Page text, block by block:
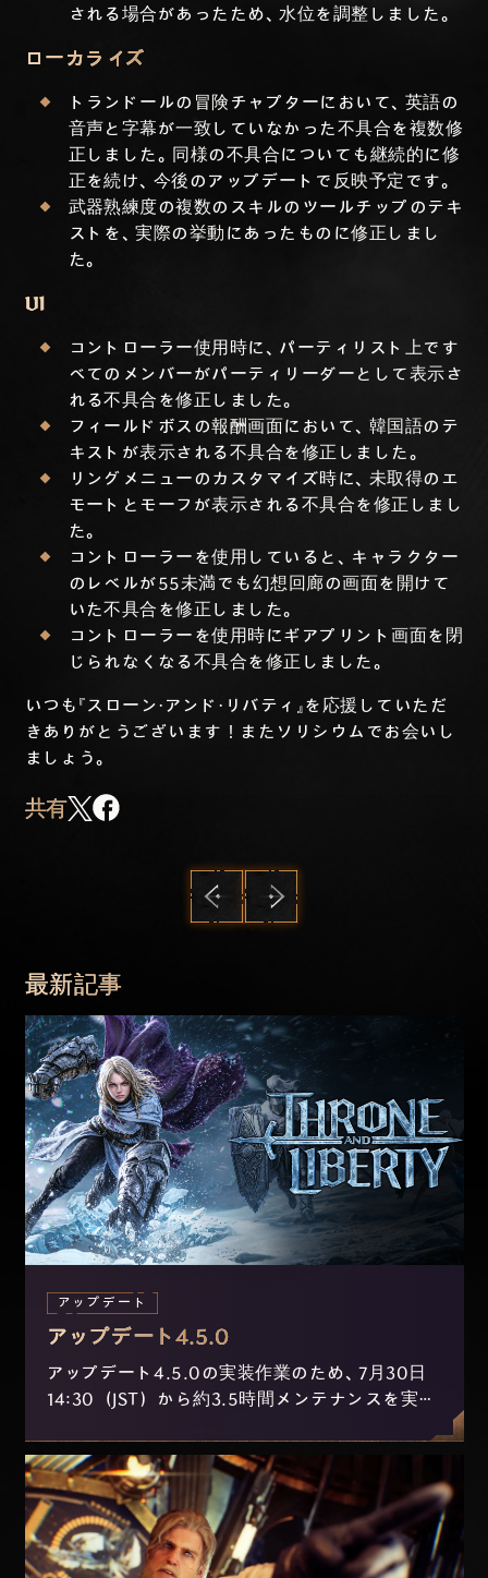
される場合があったため、水位を調整しました。
ローカライズ
トランドールの冒険チャプターにおいて、英語の
音声と字幕が一致していなかった不具合を複数修
正しました。同様の不具合についても継続的に修
正を続け、今後のアップデートで反映予定です。
武器熟練度の複数のスキルのツールチップのテキ
ストを、実際の挙動にあったものに修正しまし
た。
UI
コントローラー使用時に、パーティリスト上です
べてのメンバーがパーティリーダーとして表示さ
れる不具合を修正しました。
フィールドボスの報酬画面において、韓国語のテ
キストが表示される不具合を修正しました。
リングメニューのカスタマイズ時に、未取得のエ
モートとモーフが表示される不具合を修正しまし
た。
コントローラーを使用していると、キャラクター
のレベルが55未満でも幻想回廊の画面を開けて
いた不具合を修正しました。
コントローラーを使用時にギアプリント画面を閉
じられなくなる不具合を修正しました。
いつも『スローン・アンド・リバティ』を応援していただ
きありがとうございます！またソリシウムでお会いし
ましょう。
共有
最新記事
アップデート
アップデート4.5.0
アップデート4.5.0の実装作業のため、7月30日
14:30（JST）から約3.5時間メンテナンスを実施